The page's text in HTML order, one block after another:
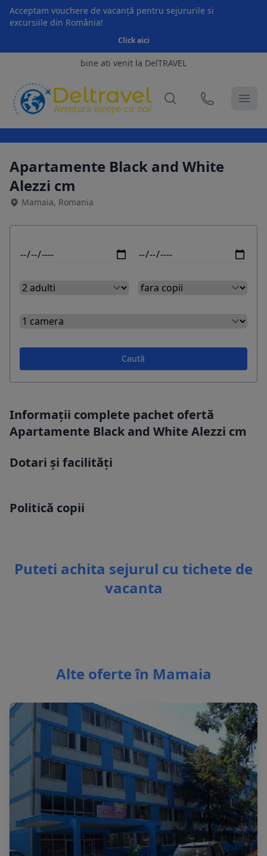
Acceptam vouchere de vacanță pentru sejururile si
excursiile din România!
Click aici
bine ati venit la DelTRAVEL
Apartamente Black and White
Alezzi cm
Mamaia, Romania
Caută
Informații complete pachet ofertă
Apartamente Black and White Alezzi cm
Dotari și facilități
Politică copii
Puteti achita sejurul cu tichete de
vacanta
Alte oferte în Mamaia